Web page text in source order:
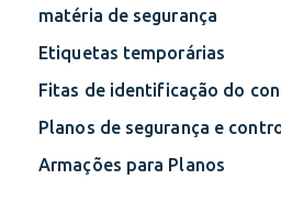
matéria de segurança
Etiquetas temporárias
Fitas de identificação do
Planos de segurança e
Armações para Planos